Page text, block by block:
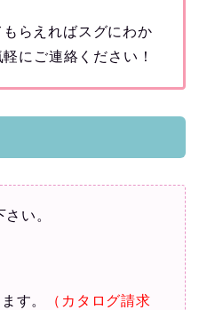
もらえればスグにわか
にご連絡ください！
い。
す。
（カタログ請求